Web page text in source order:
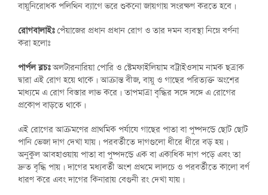
বায়ুনিরোধক পলিথিন ব্যাগে ভরে শুকনো জায়গায় সংরক্ষণ করতে হবে।
রোগবালাইঃ পেঁয়াজের প্রধান প্রধান রোগ ও তার দমন ব্যবস্থা নিম্নে বর্ণনা
করা হলোঃ
পার্পল ব্লচঃঅলটারনারিয়া পোরি ও স্টেমফাইলিয়াম বট্রাইওসাম নামক ছত্রাক
দ্বারা এই রোগ হয়ে থাকে। আক্রান্ত বীজ, বায়ু ও গাছের পরিত্যক্ত অংশের
মাধ্যমে এ রোগ বিস্তার লাভ করে। তাপমাত্রা বৃদ্ধির সঙ্গে সঙ্গে এ রোগের
প্রকোপ বাড়তে থাকে।
এই রোগের আক্রমণের প্রাথমিক পর্যাযে গাছের পাতা বা পুষ্পদন্ডে ছোট ছোট
পানি ভেজা দাগ দেখা যায়। পরবর্তীতে দাগগুলো ধীরে ধীরে বড় হয়।
অনুকুল আবহাওয়ায় পাতা বা পুষ্পদন্ডে এক বা একাধিক দাগ পড়ে এবং তা
দ্রুত বৃদ্ধি পায়। দাগের মধ্যবর্তী অংশ প্রথমে লালচে ও পরবর্তীতে কালো বর্ণ
ধারণ করে এবং দাগের কিনারায় বেগুনী রং দেখা যায়।